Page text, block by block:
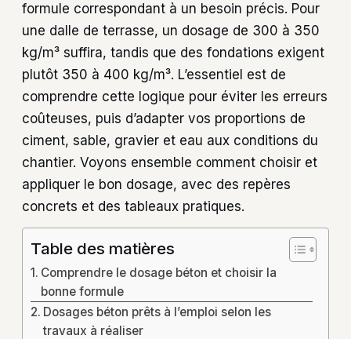
formule correspondant à un besoin précis. Pour
une dalle de terrasse, un dosage de 300 à 350
kg/m³ suffira, tandis que des fondations exigent
plutôt 350 à 400 kg/m³. L’essentiel est de
comprendre cette logique pour éviter les erreurs
coûteuses, puis d’adapter vos proportions de
ciment, sable, gravier et eau aux conditions du
chantier. Voyons ensemble comment choisir et
appliquer le bon dosage, avec des repères
concrets et des tableaux pratiques.
Table des matières
Comprendre le dosage béton et choisir la
bonne formule
Dosages béton prêts à l’emploi selon les
travaux à réaliser